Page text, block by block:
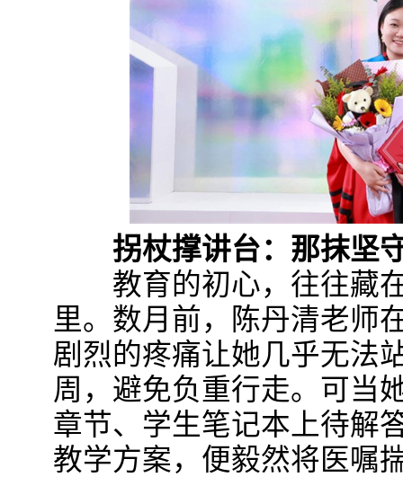
拐杖撑讲台：那抹坚
教育的初心，往往藏在
里。数月前，陈丹清老师
剧烈的疼痛让她几乎无法
周，避免负重行走。可当
章节、学生笔记本上待解
教学方案，便毅然将医嘱